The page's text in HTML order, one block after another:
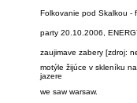
Folkovanie pod Skalkou -
party 20.10.2006,
zaujimave zabery [zdroj:
motýle žijúce v skleníku
jazere
we saw warsaw.